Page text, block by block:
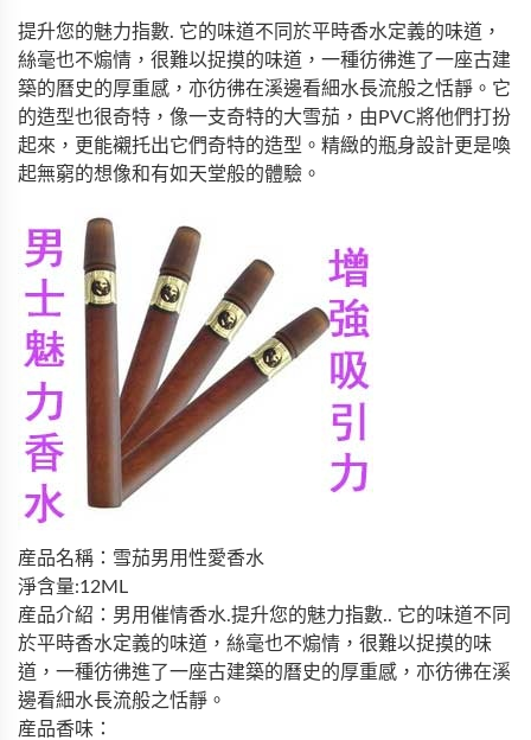
提升您的魅力指數. 它的味道不同於平時香水定義的味道，
絲毫也不煽情，很難以捉摸的味道，一種彷彿進了一座古建
築的曆史的厚重感，亦彷彿在溪邊看細水長流般之恬靜。它
的造型也很奇特，像一支奇特的大雪茄，由PVC將他們打扮
起來，更能襯托出它們奇特的造型。精緻的瓶身設計更是喚
起無窮的想像和有如天堂般的體驗。
産品名稱：雪茄男用性愛香水
淨含量:12ML
産品介紹：男用催情香水.提升您的魅力指數.. 它的味道不同
於平時香水定義的味道，絲毫也不煽情，很難以捉摸的味
道，一種彷彿進了一座古建築的曆史的厚重感，亦彷彿在溪
邊看細水長流般之恬靜。
産品香味：